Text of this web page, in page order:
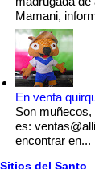
Mamani,
En venta
Son muñecos,
es:
encontrar en...
Sitios del Santo